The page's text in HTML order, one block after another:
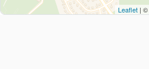
Leaflet | ©